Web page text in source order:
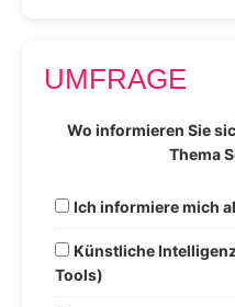
UMFRAGE
Wo informieren Sie
Thema
Ich informiere mich
Künstliche
Tools)